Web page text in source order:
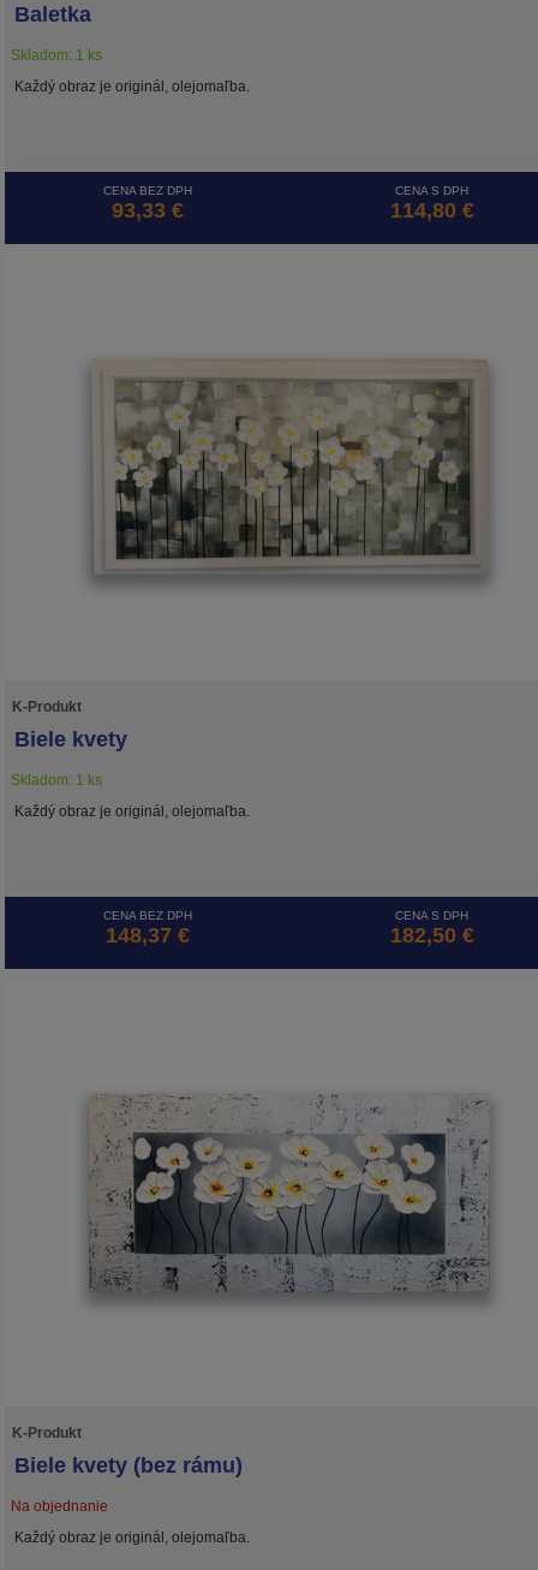
Baletka
Skladom: 1 ks
Každý obraz je originál, olejomaľba.
CENA BEZ DPH
93,33 €
CENA S DPH
114,80 €
K-Produkt
Biele kvety
Skladom: 1 ks
Každý obraz je originál, olejomaľba.
CENA BEZ DPH
148,37 €
CENA S DPH
182,50 €
K-Produkt
Biele kvety (bez rámu)
Na objednanie
Každý obraz je originál, olejomaľba.